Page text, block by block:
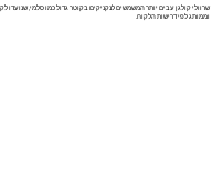
שרוולי קולגן עבים יותר המשמשים לנקניקים בקוטר גדול כמו סלמי, שנועדו
וממותג לפי דרישות הלקוח.